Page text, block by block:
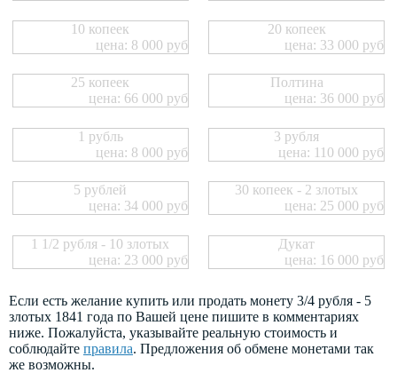
10 копеек
цена: 8 000 руб
20 копеек
цена: 33 000 руб
25 копеек
цена: 66 000 руб
Полтина
цена: 36 000 руб
1 рубль
цена: 8 000 руб
3 рубля
цена: 110 000 руб
5 рублей
цена: 34 000 руб
30 копеек - 2 злотых
цена: 25 000 руб
1 1/2 рубля - 10 злотых
цена: 23 000 руб
Дукат
цена: 16 000 руб
Если есть желание купить или продать монету 3/4 рубля - 5
злотых 1841 года по Вашей цене пишите в комментариях
ниже. Пожалуйста, указывайте реальную стоимость и
соблюдайте правила. Предложения об обмене монетами так
же возможны.